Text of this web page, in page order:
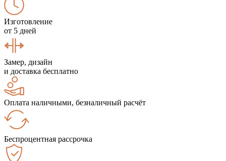
Изготовление
от 5 дней
Замер, дизайн
и доставка бесплатно
Оплата наличными, безналичный расчёт
Беспроцентная рассрочка